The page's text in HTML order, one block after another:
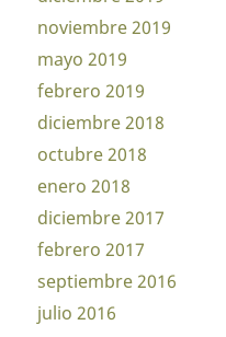
noviembre 2019
mayo 2019
febrero 2019
diciembre 2018
octubre 2018
enero 2018
diciembre 2017
febrero 2017
septiembre 2016
julio 2016